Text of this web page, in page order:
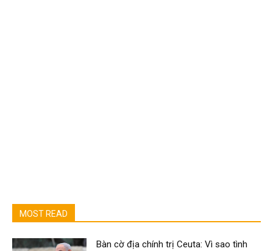
MOST READ
Bàn cờ địa chính trị Ceuta: Vì sao tình